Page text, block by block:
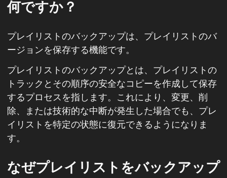
何ですか？
プレイリストのバックアップは、プレイリストのバ
ージョンを保存する機能です。
プレイリストのバックアップとは、プレイリストの
トラックとその順序の安全なコピーを作成して保存
するプロセスを指します。これにより、変更、削
除、または技術的な中断が発生した場合でも、プレ
イリストを特定の状態に復元できるようになりま
す。
なぜプレイリストをバックアップ